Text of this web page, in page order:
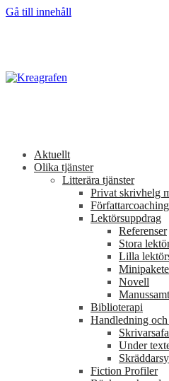
Gå till innehåll
Aktuellt
Olika tjänster
Litterära tjänster
Privat skrivhelg
Författarcoaching
Lektörsuppdrag
Referenser
Stora
Lilla
Novell
Biblioterapi
Handledning
Under
Fiction Profiler